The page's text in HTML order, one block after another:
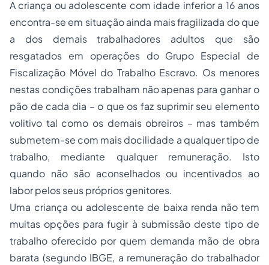
A criança ou adolescente com idade inferior a 16 anos
encontra-se em situação ainda mais fragilizada do que
a dos demais trabalhadores adultos que são
resgatados em operações do Grupo Especial de
Fiscalização Móvel do Trabalho Escravo. Os menores
nestas condições trabalham não apenas para ganhar o
pão de cada dia – o que os faz suprimir seu elemento
volitivo tal como os demais obreiros – mas também
submetem-se com mais docilidade a qualquer tipo de
trabalho, mediante qualquer remuneração. Isto
quando não são aconselhados ou incentivados ao
labor pelos seus próprios genitores.
Uma criança ou adolescente de baixa renda não tem
muitas opções para fugir à submissão deste tipo de
trabalho oferecido por quem demanda mão de obra
barata (segundo IBGE, a remuneração do trabalhador